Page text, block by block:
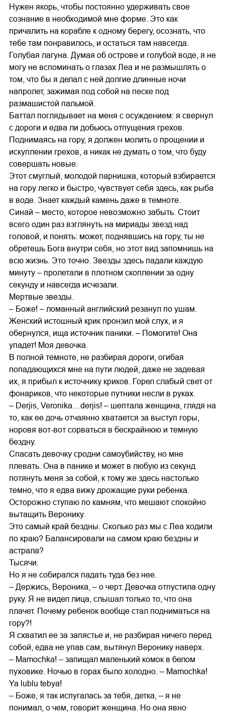
Нужен якорь, чтобы постоянно удерживать свое
сознание в необходимой мне форме. Это как
причалить на корабле к одному берегу, осознать, что
тебе там понравилось, и остаться там навсегда.
Голубая лагуна. Думая об острове и голубой воде, я не
могу не вспоминать о глазах Леа и не размышлять о
том, что бы я делал с ней долгие длинные ночи
напролет, зажимая под собой на песке под
размашистой пальмой.
Баттал поглядывает на меня с осуждением: я свернул
с дороги и едва ли добьюсь отпущения грехов.
Поднимаясь на гору, я должен молить о прощении и
искуплении грехов, а никак не думать о том, что буду
совершать новые.
Этот смуглый, молодой парнишка, который взбирается
на гору легко и быстро, чувствует себя здесь, как рыба
в воде. Знает каждый камень даже в темноте.
Синай – место, которое невозможно забыть. Стоит
всего один раз взглянуть на мириады звезд над
головой, и понять: может, поднявшись на гору, ты не
обретешь Бога внутри себя, но этот вид запомнишь на
всю жизнь. Это точно. Звезды здесь падали каждую
минуту – пролетали в плотном скоплении за одну
секунду и навсегда исчезали.
Мертвые звезды.
– Боже! – ломанный английский резанул по ушам.
Женский истошный крик пронзил мой слух, и я
обернулся, ища источник паники. – Помогите! Она
упадет! Моя девочка.
В полной темноте, не разбирая дороги, огибая
попадающихся мне на пути людей, даже не задевая
их, я прибыл к источнику криков. Горел слабый свет от
фонариков, что некоторые путники несли в руках.
– Derjis, Veronika…derjis! – шептала женщина, глядя на
то, как ее дочь отчаянно хватается за выступ горы,
норовя вот-вот сорваться в бескрайнюю и темную
бездну.
Спасать девочку сродни самоубийству, но мне
плевать. Она в панике и может в любую из секунд
потянуть меня за собой, к тому же здесь настолько
темно, что я едва вижу дрожащие руки ребенка.
Осторожно ступаю по камням, что мешают спокойно
вытащить Веронику.
Это самый край бездны. Сколько раз мы с Леа ходили
по краю? Балансировали на самом краю бездны и
астрала?
Тысячи.
Но я не собирался падать туда без нее.
– Держись, Вероника, – о черт. Девочка отпустила одну
руку. Я не видел лица, слышал только то, что она
плачет. Почему ребенок вообще стал подниматься на
гору?!
Я схватил ее за запястье и, не разбирая ничего перед
собой, едва не упав сам, вытянул Веронику наверх.
– Mamochka! – запищал маленький комок в белом
пуховике. Ночью в горах было холодно. – Mamochka!
Ya lublu tebya!
– Боже, я так испугалась за тебя, детка, – я не
понимал, о чем, говорит женщина. Но она явно